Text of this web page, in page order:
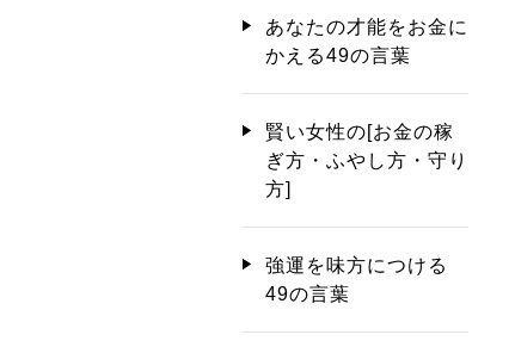
あなたの才能をお金に
かえる49の言葉
賢い女性の[お金の稼
ぎ方・ふやし方・守り
方]
強運を味方につける
49の言葉